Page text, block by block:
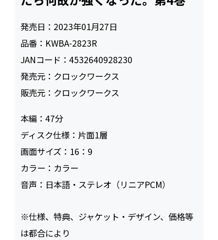
発売日： 2023年01月27日
品番： KWBA-2823R
JANコード：4532640928230
発売元： クロックワークス
販売元： クロックワークス
本編：47
ディスク仕様： 片面1層
画面サイズ： 16：9
カラー： カラー
音声： 日本語・ステレオ（リニアPCM）
※仕様、特典、ジャケット・デザイン、価格等
は都合により